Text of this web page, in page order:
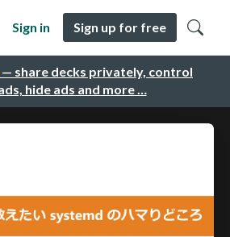
— share decks privately, control
hide ads and more …
Sign in Sign up for free